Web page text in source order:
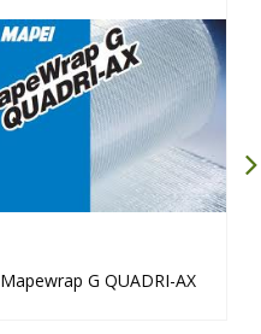
Mapewrap G QUADRI-AX